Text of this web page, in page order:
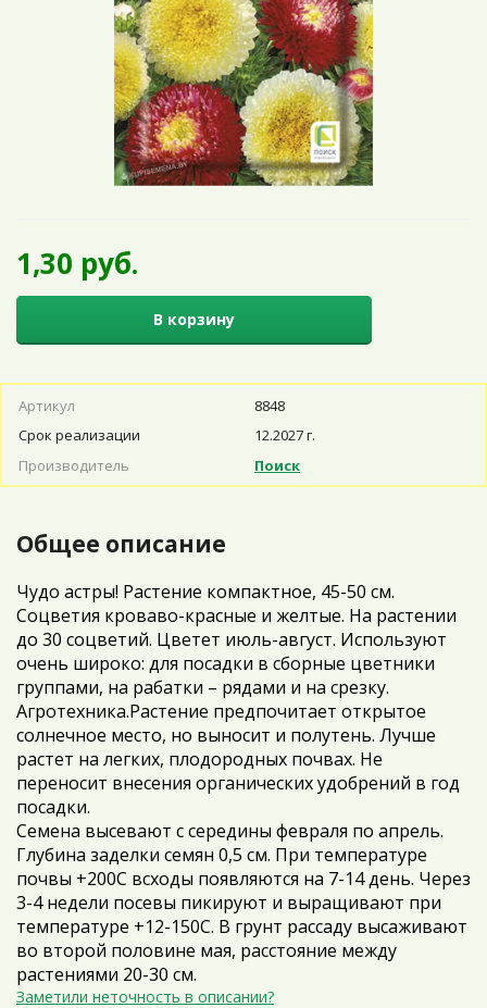
1,30 руб.
В корзину
Артикул
8848
Срок реализации
12.2027 г.
Производитель
Поиск
Общее описание
Чудо астры! Растение компактное, 45-50 см.
Соцветия кроваво-красные и желтые. На растении
до 30 соцветий. Цветет июль-август. Используют
очень широко: для посадки в сборные цветники
группами, на рабатки – рядами и на срезку.
Агротехника.Растение предпочитает открытое
солнечное место, но выносит и полутень. Лучше
растет на легких, плодородных почвах. Не
переносит внесения органических удобрений в год
посадки.
Семена высевают с середины февраля по апрель.
Глубина заделки семян 0,5 см. При температуре
почвы +200C всходы появляются на 7-14 день. Через
3-4 недели посевы пикируют и выращивают при
температуре +12-150C. В грунт рассаду высаживают
во второй половине мая, расстояние между
растениями 20-30 см.
Заметили неточность в описании?